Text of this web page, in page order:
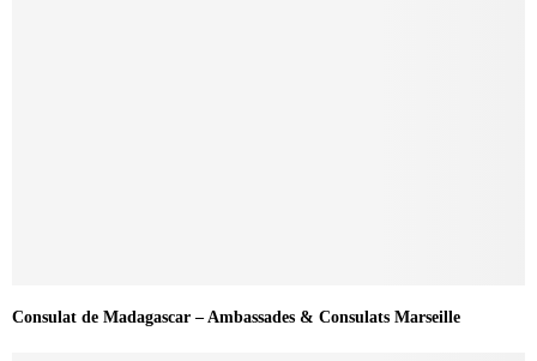
Consulat de Madagascar – Ambassades & Consulats Marseille